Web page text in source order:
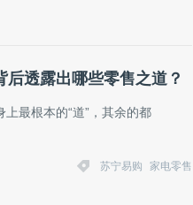
透露出哪些零售之道？
最根本的“道”，其余的都
苏宁易购 家电零售